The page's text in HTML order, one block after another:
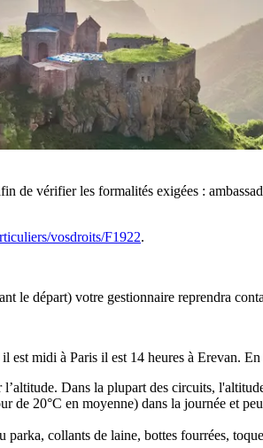
vérifier les formalités exigées :
vosdroits/F1922.
le départ) votre gestionnaire reprendra
est midi à Paris il est 14 heures à Erevan.
Dans la plupart des circuits,
20°C en moyenne) dans la journée et
collants de laine, bottes fourrées,